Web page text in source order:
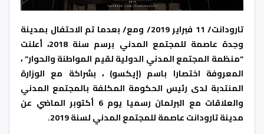
تارودانت/ 11 فبراير 2019/ ومع/ بعدما تم الاحتفال بمدينة
وجدة عاصمة للمجتمع المدني برسم سنة 2018، أعلنت
“منظمة المجتمع المدني الدولية لقيم المواطنة والحوار” ،
المعروفة اختصارا باسم (إيكسو) ، بشراكة مع الوزارة
المنتدبة لدى رئيس الحكومة المكلفة بالمجتمع المدني
والعلاقات مع البرلمان رسميا يوم 6 أكتوبر الماضي عن
مدينة تارودانت عاصمة للمجتمع المدني لسنة 2019.